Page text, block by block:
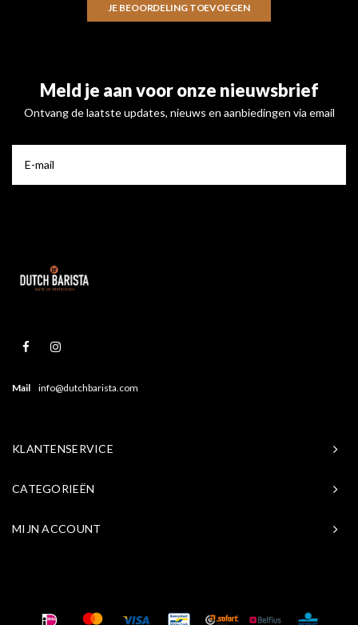
JE BEOORDELING TOEVOEGEN
Meld je aan voor onze nieuwsbrief
Ontvang de laatste updates, nieuws en aanbiedingen via email
Mail info@dutchbarista.com
KLANTENSERVICE
CATEGORIEËN
MIJN ACCOUNT